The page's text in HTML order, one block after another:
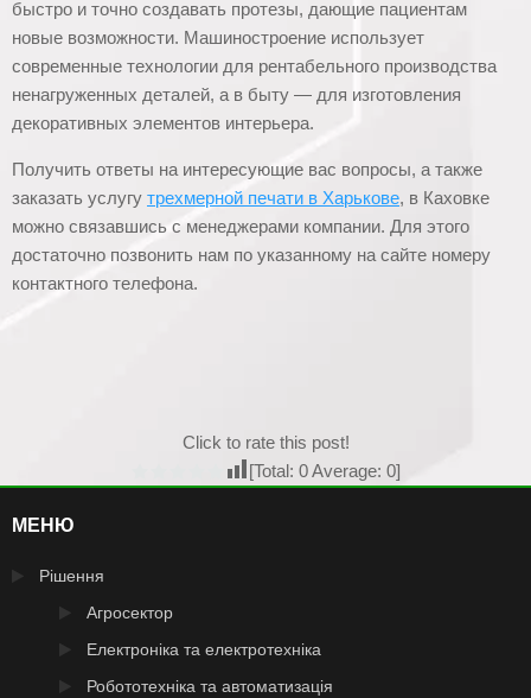
быстро и точно создавать протезы, дающие пациентам
новые возможности. Машиностроение использует
современные технологии для рентабельного производства
ненагруженных деталей, а в быту — для изготовления
декоративных элементов интерьера.
Получить ответы на интересующие вас вопросы, а также
заказать услугу трехмерной печати в Харькове, в Каховке
можно связавшись с менеджерами компании. Для этого
достаточно позвонить нам по указанному на сайте номеру
контактного телефона.
Click to rate this post!
[Total: 0Average: 0]
МЕНЮ
Рішення
Агросектор
Електроніка та електротехніка
Робототехніка та автоматизація